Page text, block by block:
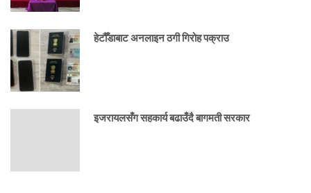
हेटौँडाबाट अनलाइन ठगी गिरोह पक्राउ
इजरायलसँग सहकार्य बढाउँदै बागमती सरकार